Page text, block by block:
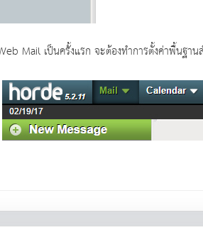
Mail เป็นครั้งแรก จะต้องทำการตั้งค่าพื้น